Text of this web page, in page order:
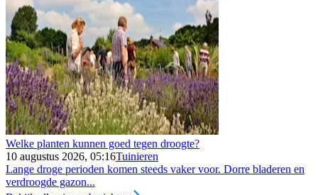
Welke planten kunnen goed tegen droogte?
10 augustus 2026, 05:16Tuinieren
Lange droge perioden komen steeds vaker voor. Dorre bladeren en
verdroogde gazon...